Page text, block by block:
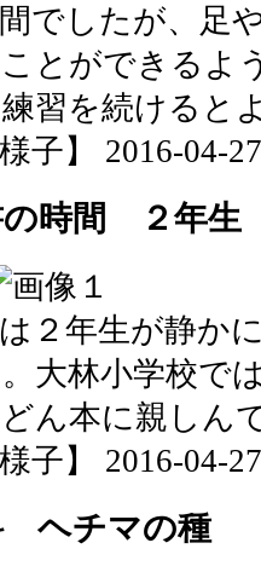
でしたが、足
とができるよ
習を続けると
子】 2016-04-
の時間 ２年生
２年生が静か
大林小学校で
ん本に親しん
子】 2016-04-
ヘチマの種